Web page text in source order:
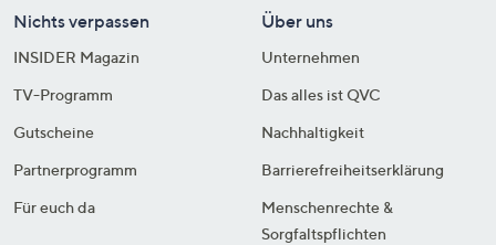
Nichts verpassen
INSIDER Magazin
TV-Programm
Gutscheine
Partnerprogramm
Für euch da
Über uns
Unternehmen
Das alles ist QVC
Nachhaltigkeit
Barrierefreiheitserklärung
Menschenrechte &
Sorgfaltspflichten